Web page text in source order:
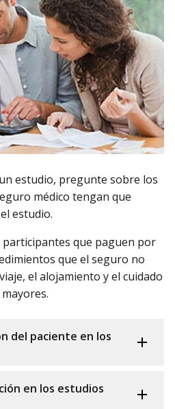
estudio, pregunte sobre los
médico tengan que
estudio.
participantes que paguen por
que el seguro no
el alojamiento y el cuidado
del paciente en los
en los estudios